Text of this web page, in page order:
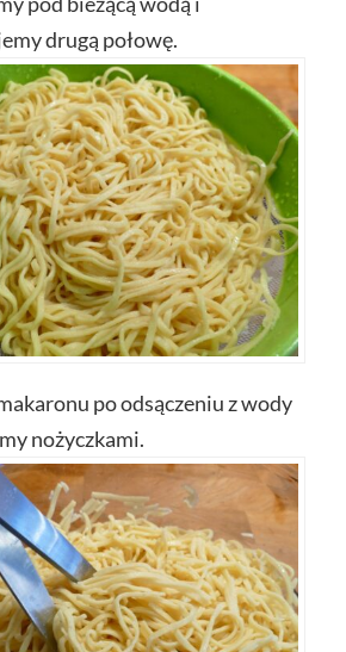
drugą połowę.
po odsączeniu z wody
nożyczkami.